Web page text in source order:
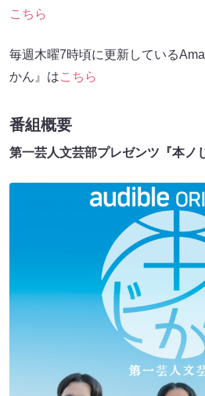
こちら
毎週木曜7時頃に更新している
かん』はこちら
番組概要
第一芸人文芸部プレゼンツ『本ノ